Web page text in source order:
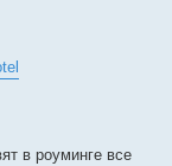
в роуминге все